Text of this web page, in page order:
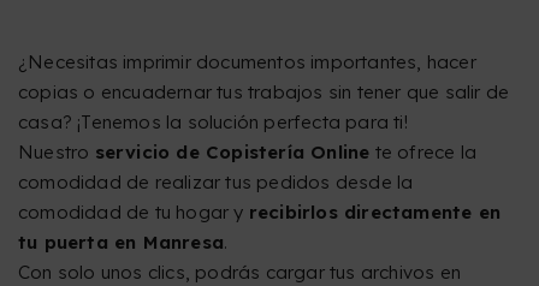
¿Necesitas imprimir documentos importantes, hacer
copias o encuadernar tus trabajos sin tener que salir de
casa? ¡Tenemos la solución perfecta para ti!
Nuestro servicio de Copistería Online te ofrece la
comodidad de realizar tus pedidos desde la
comodidad de tu hogar y recibirlos directamente en
tu puerta en Manresa.
Con solo unos clics, podrás cargar tus archivos en